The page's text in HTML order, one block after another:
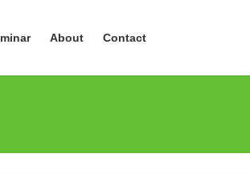
About Contact